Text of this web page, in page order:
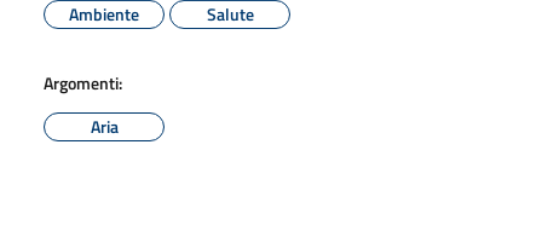
Ambiente
Salute
Argomenti:
Aria